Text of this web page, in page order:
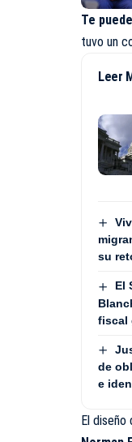
Te
tuvo un
Leer
su
El
fiscal
de
e
El diseño